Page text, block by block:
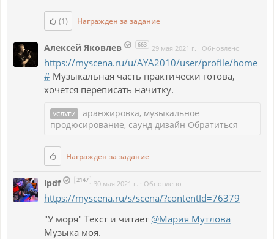
(1) Награжден за задание
Алексей Яковлев 663 29 мая 2021 г. · Обновлено
https://myscena.ru/u/AYA2010/user/profile/home
# Музыкальная часть практически готова,
хочется переписать начитку.
УСЛУГИ
аранжировка, музыкальное
продюсирование, саунд дизайн Обратиться
Награжден за задание
ipdf 2147 30 мая 2021 г. · Обновлено
https://myscena.ru/s/scena/?contentId=76379
"У моря" Текст и читает @Мария Мутлова
Музыка моя.